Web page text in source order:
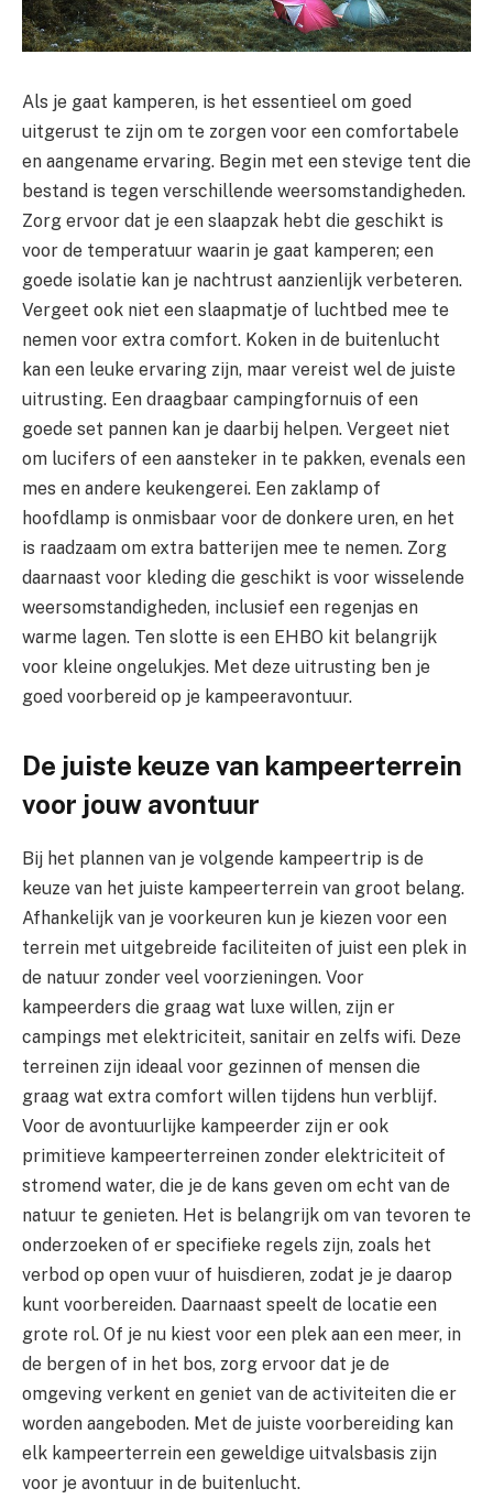
Als je gaat kamperen, is het essentieel om goed
uitgerust te zijn om te zorgen voor een comfortabele
en aangename ervaring. Begin met een stevige tent die
bestand is tegen verschillende weersomstandigheden.
Zorg ervoor dat je een slaapzak hebt die geschikt is
voor de temperatuur waarin je gaat kamperen; een
goede isolatie kan je nachtrust aanzienlijk verbeteren.
Vergeet ook niet een slaapmatje of luchtbed mee te
nemen voor extra comfort. Koken in de buitenlucht
kan een leuke ervaring zijn, maar vereist wel de juiste
uitrusting. Een draagbaar campingfornuis of een
goede set pannen kan je daarbij helpen. Vergeet niet
om lucifers of een aansteker in te pakken, evenals een
mes en andere keukengerei. Een zaklamp of
hoofdlamp is onmisbaar voor de donkere uren, en het
is raadzaam om extra batterijen mee te nemen. Zorg
daarnaast voor kleding die geschikt is voor wisselende
weersomstandigheden, inclusief een regenjas en
warme lagen. Ten slotte is een EHBO kit belangrijk
voor kleine ongelukjes. Met deze uitrusting ben je
goed voorbereid op je kampeeravontuur.
De juiste keuze van kampeerterrein
voor jouw avontuur
Bij het plannen van je volgende kampeertrip is de
keuze van het juiste kampeerterrein van groot belang.
Afhankelijk van je voorkeuren kun je kiezen voor een
terrein met uitgebreide faciliteiten of juist een plek in
de natuur zonder veel voorzieningen. Voor
kampeerders die graag wat luxe willen, zijn er
campings met elektriciteit, sanitair en zelfs wifi. Deze
terreinen zijn ideaal voor gezinnen of mensen die
graag wat extra comfort willen tijdens hun verblijf.
Voor de avontuurlijke kampeerder zijn er ook
primitieve kampeerterreinen zonder elektriciteit of
stromend water, die je de kans geven om echt van de
natuur te genieten. Het is belangrijk om van tevoren te
onderzoeken of er specifieke regels zijn, zoals het
verbod op open vuur of huisdieren, zodat je je daarop
kunt voorbereiden. Daarnaast speelt de locatie een
grote rol. Of je nu kiest voor een plek aan een meer, in
de bergen of in het bos, zorg ervoor dat je de
omgeving verkent en geniet van de activiteiten die er
worden aangeboden. Met de juiste voorbereiding kan
elk kampeerterrein een geweldige uitvalsbasis zijn
voor je avontuur in de buitenlucht.